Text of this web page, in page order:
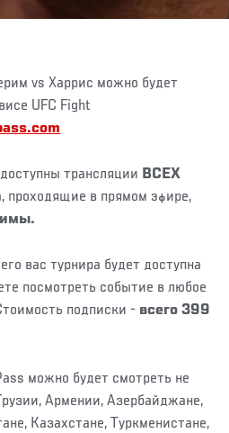
vs Харрис можно будет
UFC Fight
трансляции ВСЕХ
проходящие в прямом эфире,
вас турнира будет доступна
посмотреть событие в любое
подписки - всего 399
можно будет смотреть не
Армении, Азербайджане,
Казахстане, Туркменистане,